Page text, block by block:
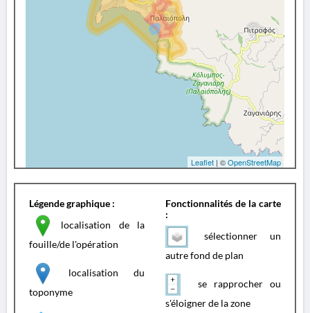
Leaflet | ©OpenStreetMap
Légende graphique :
localisation de la
fouille/de l'opération
localisation du
toponyme
Fonctionnalités de la carte
:
sélectionner un
autre fond de plan
se rapprocher ou
s'éloigner de la zone